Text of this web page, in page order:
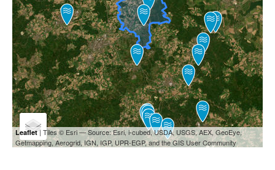
Leaflet| Tiles © Esri — Source: Esri, i-cubed, USDA, USGS, AEX, GeoEye,
Getmapping, Aerogrid, IGN, IGP, UPR-EGP, and the GIS User Community